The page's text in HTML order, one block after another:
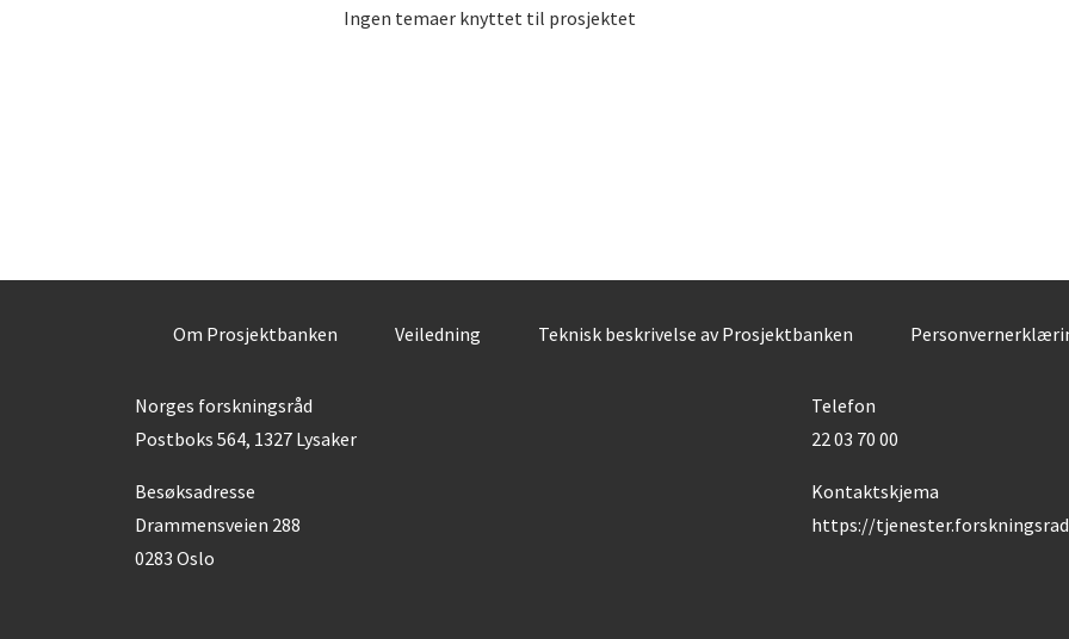
Ingen temaer knyttet til prosjektet
Om Prosjektbanken Veiledning Teknisk beskrivelse av Prosjektbanken
Norges forskningsråd
Postboks 564, 1327 Lysaker
Besøksadresse
Drammensveien 288
0283 Oslo
Telefon
22 03 70 00
Kontaktskjema
https://